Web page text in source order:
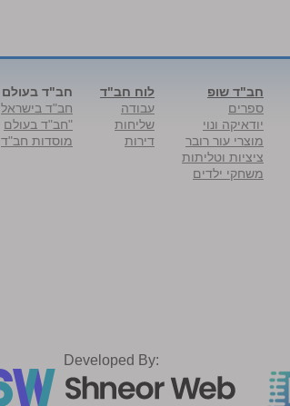
חב"ד שופ
ספרים
יודאיקה ונוי
מוצרי עור רובר
ציציות וטליתות
משחקי ילדים
לוח חב"ד
עבודה
שליחות
דירות
חב"ד בעולם
חב"ד בישראל
"חב"ד בעולם
מוסדות חב"ד
Developed By: